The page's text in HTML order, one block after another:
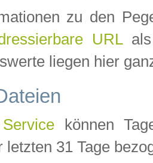
zu den
URLals
liegen hier
Service können
letzten 31 Tage